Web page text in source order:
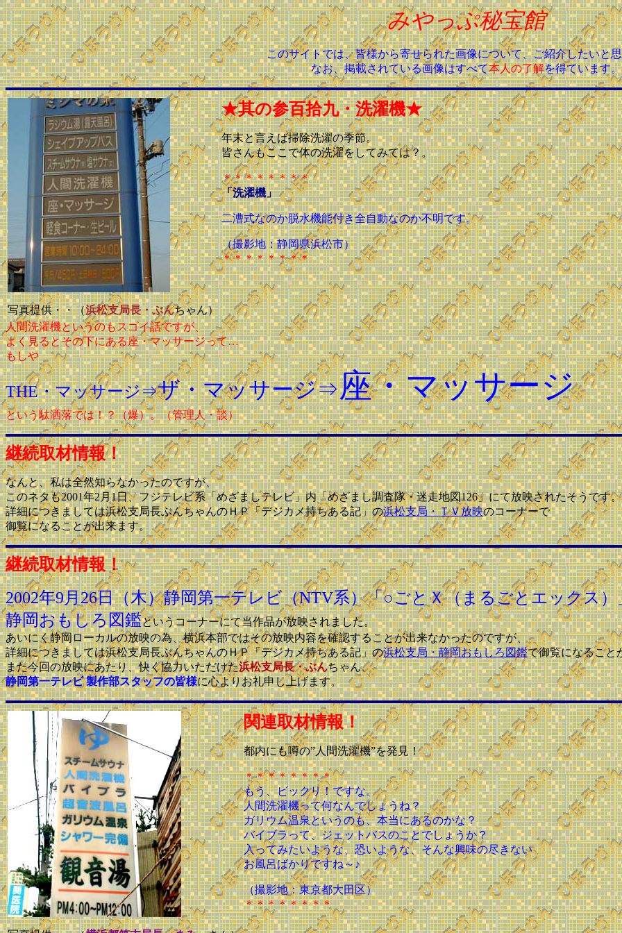
みやっぷ秘宝館
このサイトでは、皆様から寄せられた画像について、ご紹介したいと
なお、掲載されている画像はすべて本人の了解を得ています。
写真提供・・（浜松支局長・ぶんちゃん）
★其の参百拾九・洗濯機★
年末と言えば掃除洗濯の季節。
皆さんもここで体の洗濯をしてみては？。
＊＊＊＊＊＊＊＊
「洗濯機」
二漕式なのか脱水機能付き全自動なのか不明です。
（撮影地：静岡県浜松市）
＊＊＊＊＊＊＊＊
人間洗濯機というのもスゴイ話ですが、
よく見るとその下にある座・マッサージって…
もしや
THE・マッサージ⇒ザ・マッサージ⇒座・マッサージ
という駄洒落では！？（爆）。（管理人・談）
継続取材情報！
なんと、私は全然知らなかったのですが、
このネタも2001年2月1日、フジテレビ系「めざましテレビ」内「めざまし調査隊・迷走地図126」にて放映されたそうです。
詳細につきましては浜松支局長ぶんちゃんのＨＰ「デジカメ持ちある記」の浜松支局・ＴＶ放映のコーナーで
御覧になることが出来ます。
継続取材情報！
2002年9月26日（木）静岡第一テレビ（NTV系）「○ごとＸ（まるごとエックス）
静岡おもしろ図鑑というコーナーにて当作品が放映されました。
あいにく静岡ローカルの放映の為、横浜本部ではその放映内容を確認することが出来なかったのですが、
詳細につきましては浜松支局長ぶんちゃんのＨＰ「デジカメ持ちある記」の浜松支局・静岡おもしろ図鑑で御覧になること
また今回の放映にあたり、快く協力いただけた浜松支局長・ぶんちゃん、
静岡第一テレビ 製作部スタッフの皆様に心よりお礼申し上げます。
関連取材情報！
都内にも噂の”人間洗濯機”を発見！
＊＊＊＊＊＊＊＊
もう、ビックリ！ですな。
人間洗濯機って何なんでしょうね？
ガリウム温泉というのも、本当にあるのかな？
バイブラって、ジェットバスのことでしょうか？
入ってみたいような、恐いような、そんな興味の尽きない
お風呂ばかりですね～♪
（撮影地：東京都大田区）
＊＊＊＊＊＊＊＊